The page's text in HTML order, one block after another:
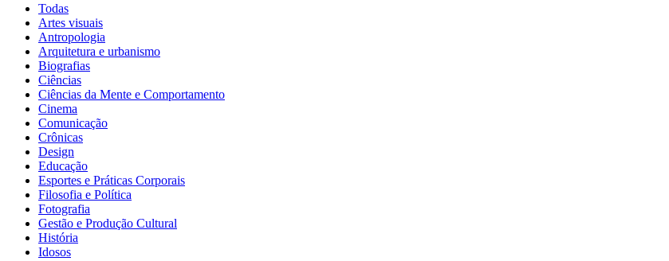
Todas
Artes visuais
Antropologia
Arquitetura e urbanismo
Biografias
Ciências
Ciências da Mente e Comportamento
Cinema
Comunicação
Crônicas
Design
Educação
Esportes e Práticas Corporais
Filosofia e Política
Fotografia
Gestão e Produção Cultural
História
Idosos